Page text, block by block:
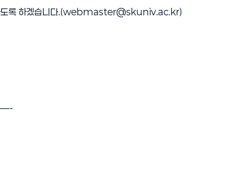
하도록 하겠습니다.(webmaster@skuniv.ac.kr)